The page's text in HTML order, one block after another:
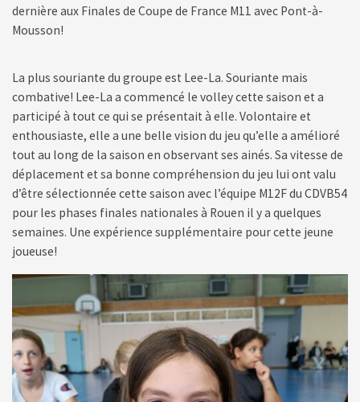
dernière aux Finales de Coupe de France M11 avec Pont-à-
Mousson!
La plus souriante du groupe est Lee-La. Souriante mais
combative! Lee-La a commencé le volley cette saison et a
participé à tout ce qui se présentait à elle. Volontaire et
enthousiaste, elle a une belle vision du jeu qu’elle a amélioré
tout au long de la saison en observant ses ainés. Sa vitesse de
déplacement et sa bonne compréhension du jeu lui ont valu
d’être sélectionnée cette saison avec l’équipe M12F du CDVB54
pour les phases finales nationales à Rouen il y a quelques
semaines. Une expérience supplémentaire pour cette jeune
joueuse!